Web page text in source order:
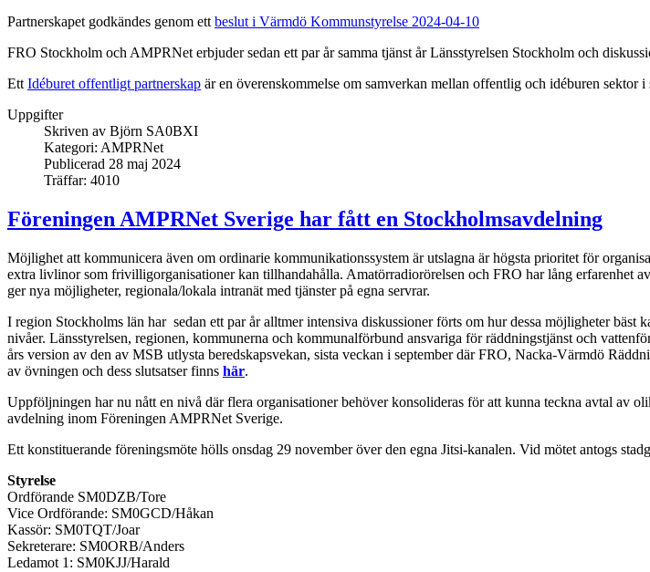
Partnerskapet godkändes genom ett beslut i Värmdö Kommunstyrelse 2024-04-10
FRO Stockholm och AMPRNet erbjuder sedan ett par år samma tjänst år Länsstyrelsen Stockholm och
Ett Idéburet offentligt partnerskap är en överenskommelse om samverkan mellan offentlig och idéburen sektor
Uppgifter
Skriven av Björn SA0BXI
Kategori: AMPRNet
Publicerad 28 maj 2024
Träffar: 4010
Föreningen AMPRNet Sverige har fått en Stockholmsavdelning
Möjlighet att kommunicera även om ordinarie kommunikationssystem är utslagna är högsta prioritet för
extra livlinor som frivilligorganisationer kan tillhandahålla. Amatörradiorörelsen och FRO har lång erfarenhet
ger nya möjligheter, regionala/lokala intranät med tjänster på egna servrar.
I region Stockholms län har sedan ett par år alltmer intensiva diskussioner förts om hur dessa möjligheter
nivåer. Länsstyrelsen, regionen, kommunerna och kommunalförbund ansvariga för räddningstjänst och
års version av den av MSB utlysta beredskapsvekan, sista veckan i september där FRO, Nacka-Värmdö
av övningen och dess slutsatser finns här.
Uppföljningen har nu nått en nivå där flera organisationer behöver konsolideras för att kunna teckna avtal av
avdelning inom Föreningen AMPRNet Sverige.
Ett konstituerande föreningsmöte hölls onsdag 29 november över den egna Jitsi-kanalen. Vid mötet antogs
Styrelse
Ordförande SM0DZB/Tore
Vice Ordförande: SM0GCD/Håkan
Kassör: SM0TQT/Joar
Sekreterare: SM0ORB/Anders
Ledamot 1: SM0KJJ/Harald